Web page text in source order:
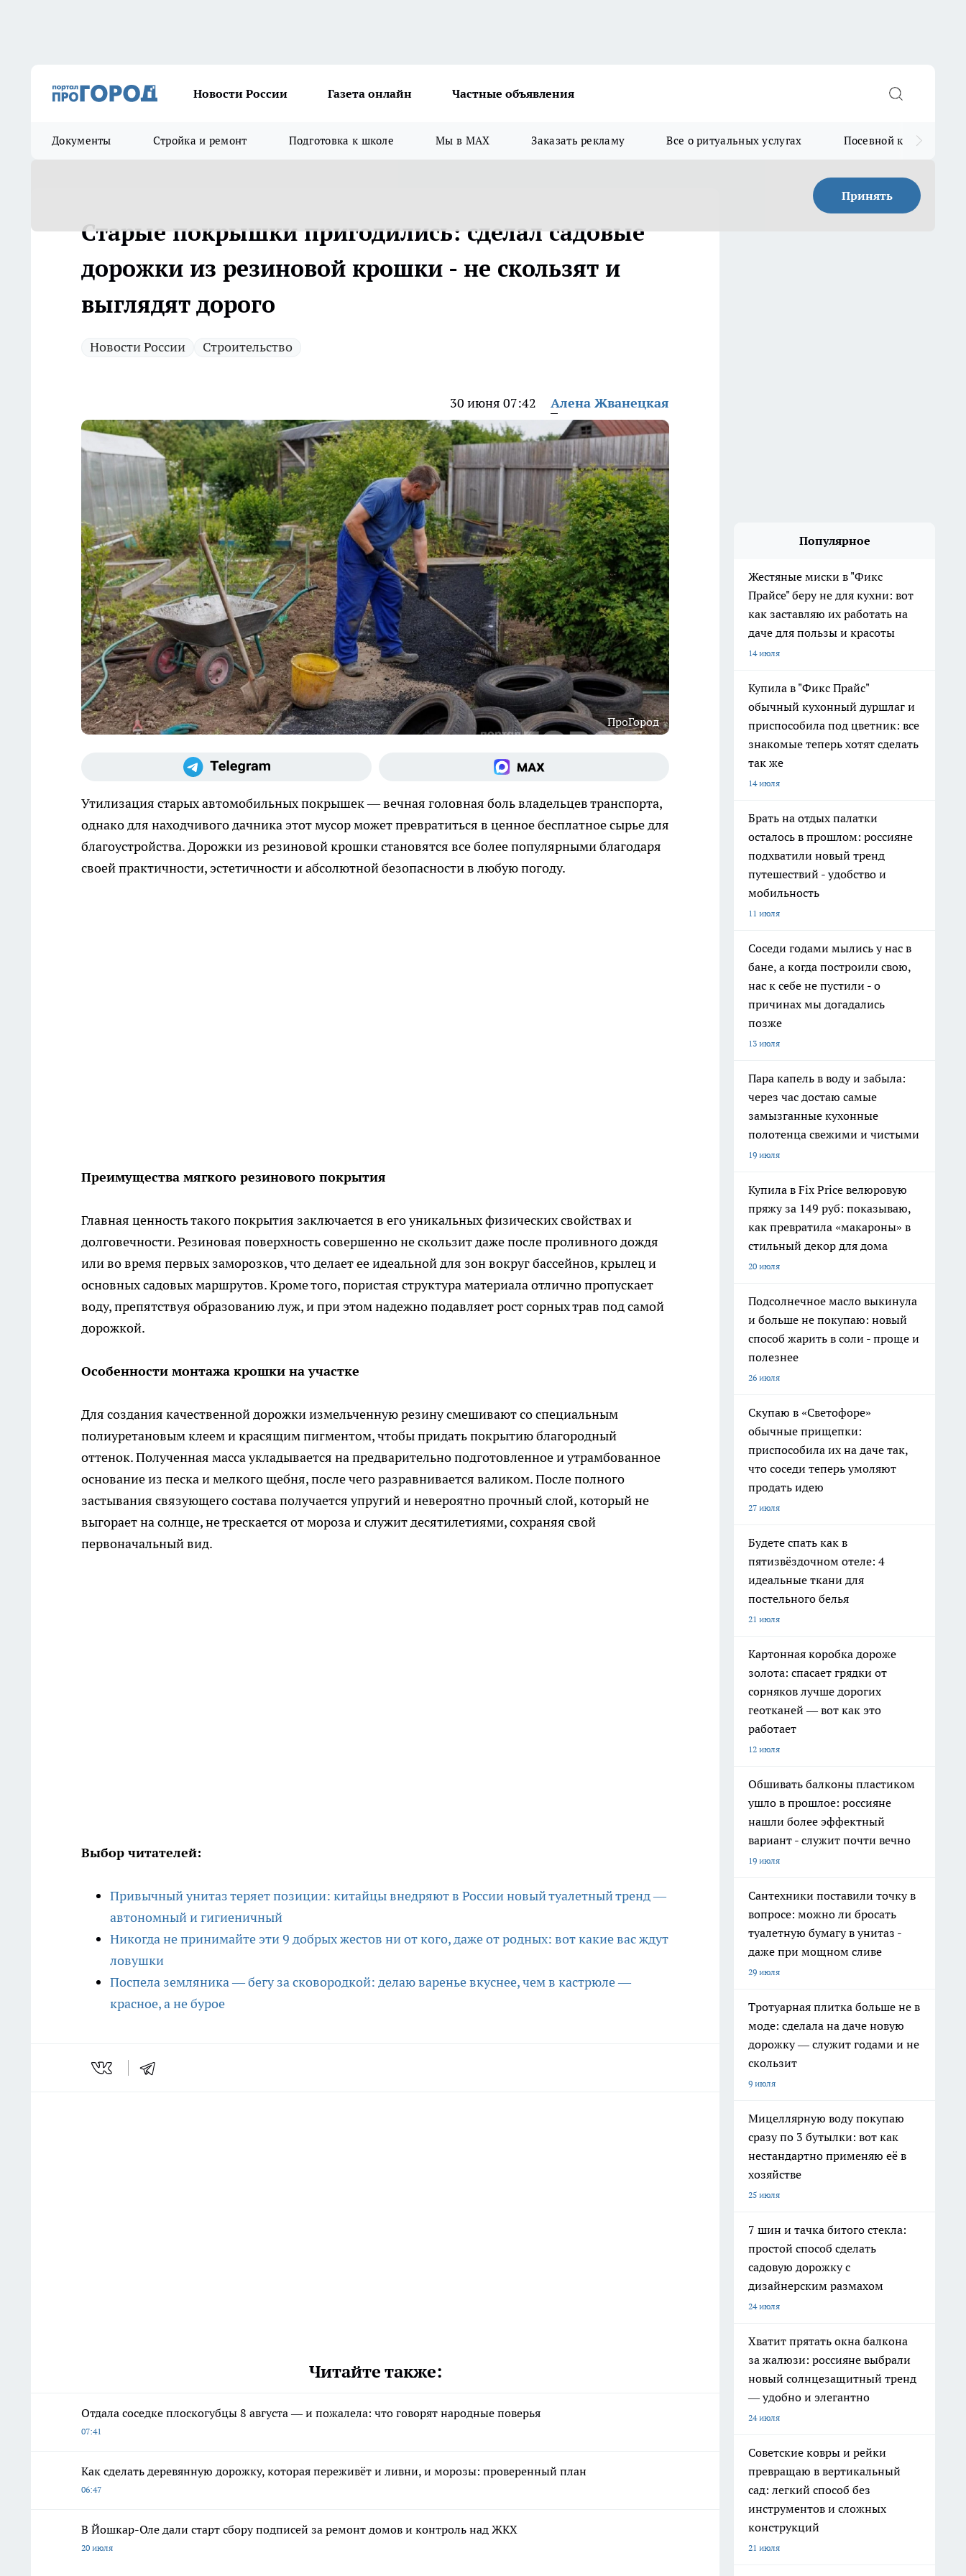
Новости России Газета онлайн Частные объявления
Документы Стройка и ремонт Подготовка к школе Мы в MAX Заказать рекламу Все о ритуальных услугах Посевной календарь
Принять
Старые покрышки пригодились: сделал садовые
дорожки из резиновой крошки - не скользят и
выглядят дорого
Новости России Строительство
30 июня 07:42 Алена Жванецкая
ПроГород
Утилизация старых автомобильных покрышек — вечная головная боль владельцев транспорта,
однако для находчивого дачника этот мусор может превратиться в ценное бесплатное сырье для
благоустройства. Дорожки из резиновой крошки становятся все более популярными благодаря
своей практичности, эстетичности и абсолютной безопасности в любую погоду.
Преимущества мягкого резинового покрытия
Главная ценность такого покрытия заключается в его уникальных физических свойствах и
долговечности. Резиновая поверхность совершенно не скользит даже после проливного дождя
или во время первых заморозков, что делает ее идеальной для зон вокруг бассейнов, крылец и
основных садовых маршрутов. Кроме того, пористая структура материала отлично пропускает
воду, препятствуя образованию луж, и при этом надежно подавляет рост сорных трав под самой
дорожкой.
Особенности монтажа крошки на участке
Для создания качественной дорожки измельченную резину смешивают со специальным
полиуретановым клеем и красящим пигментом, чтобы придать покрытию благородный
оттенок. Полученная масса укладывается на предварительно подготовленное и утрамбованное
основание из песка и мелкого щебня, после чего разравнивается валиком. После полного
застывания связующего состава получается упругий и невероятно прочный слой, который не
выгорает на солнце, не трескается от мороза и служит десятилетиями, сохраняя свой
первоначальный вид.
Выбор читателей:
Привычный унитаз теряет позиции: китайцы внедряют в России новый туалетный тренд —
автономный и гигиеничный
Никогда не принимайте эти 9 добрых жестов ни от кого, даже от родных: вот какие вас ждут
ловушки
Поспела земляника — бегу за сковородкой: делаю варенье вкуснее, чем в кастрюле —
красное, а не бурое
Читайте также:
Отдала соседке плоскогубцы 8 августа — и пожалела: что говорят народные поверья
07:41
Как сделать деревянную дорожку, которая переживёт и ливни, и морозы: проверенный план
06:47
В Йошкар-Оле дали старт сбору подписей за ремонт домов и контроль над ЖКХ
20 июля
Популярное
Жестяные миски в "Фикс
Прайсе" беру не для кухни: вот
как заставляю их работать на
даче для пользы и красоты
14 июля
Купила в "Фикс Прайс"
обычный кухонный дуршлаг и
приспособила под цветник: все
знакомые теперь хотят сделать
так же
14 июля
Брать на отдых палатки
осталось в прошлом: россияне
подхватили новый тренд
путешествий - удобство и
мобильность
11 июля
Соседи годами мылись у нас в
бане, а когда построили свою,
нас к себе не пустили - о
причинах мы догадались
позже
13 июля
Пара капель в воду и забыла:
через час достаю самые
замызганные кухонные
полотенца свежими и чистыми
19 июля
Купила в Fix Price велюровую
пряжу за 149 руб: показываю,
как превратила «макароны» в
стильный декор для дома
20 июля
Подсолнечное масло выкинула
и больше не покупаю: новый
способ жарить в соли - проще и
полезнее
26 июля
Скупаю в «Светофоре»
обычные прищепки:
приспособила их на даче так,
что соседи теперь умоляют
продать идею
27 июля
Будете спать как в
пятизвёздочном отеле: 4
идеальные ткани для
постельного белья
21 июля
Картонная коробка дороже
золота: спасает грядки от
сорняков лучше дорогих
геотканей — вот как это
работает
12 июля
Обшивать балконы пластиком
ушло в прошлое: россияне
нашли более эффектный
вариант - служит почти вечно
19 июля
Сантехники поставили точку в
вопросе: можно ли бросать
туалетную бумагу в унитаз -
даже при мощном сливе
29 июля
Тротуарная плитка больше не в
моде: сделала на даче новую
дорожку — служит годами и не
скользит
9 июля
Мицеллярную воду покупаю
сразу по 3 бутылки: вот как
нестандартно применяю её в
хозяйстве
25 июля
7 шин и тачка битого стекла:
простой способ сделать
садовую дорожку с
дизайнерским размахом
24 июля
Хватит прятать окна балкона
за жалюзи: россияне выбрали
новый солнцезащитный тренд
— удобно и элегантно
24 июля
Советские ковры и рейки
превращаю в вертикальный
сад: легкий способ без
инструментов и сложных
конструкций
21 июля